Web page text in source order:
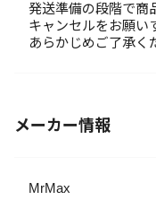
発送準備の段階で商
キャンセルをお願い
あらかじめご了承く
メーカー情報
MrMax